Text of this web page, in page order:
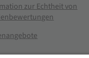
zur Echtheit von